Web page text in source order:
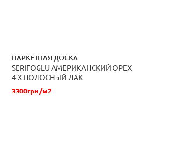
ПАРКЕТНАЯ ДОСКА
SERIFOGLU АМЕРИКАНСКИЙ ОРЕХ
4-Х ПОЛОСНЫЙ ЛАК
3300грн /м2
ЗАКАЗАТЬ